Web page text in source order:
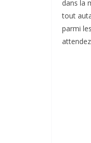
dans la
tout
parmi